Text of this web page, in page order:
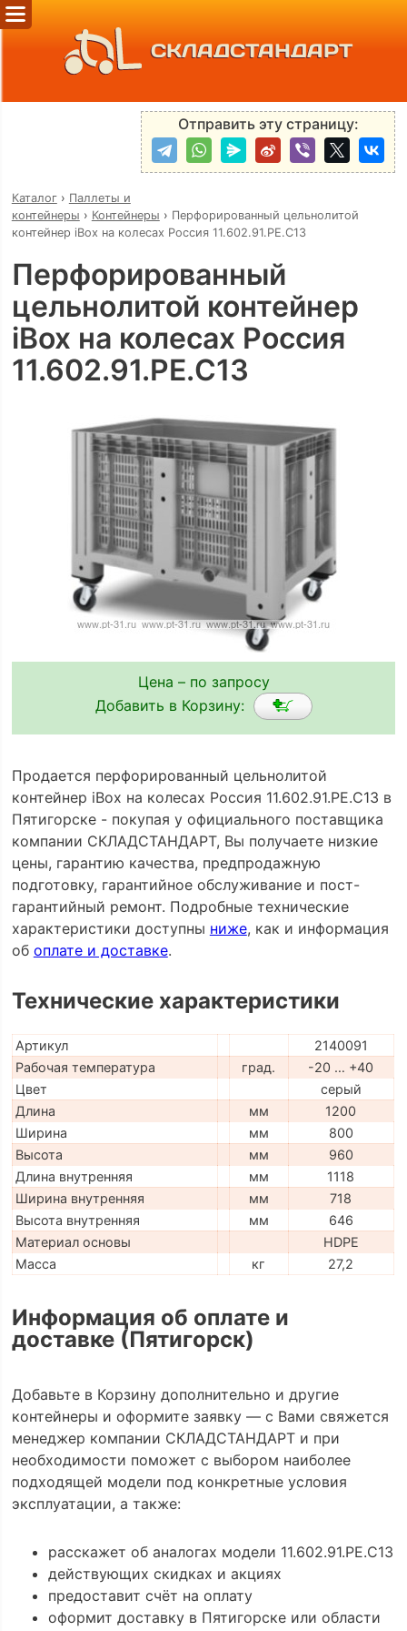
СКЛАДСТАНДАРТ
Отправить эту страницу:
Каталог› Паллеты и
контейнеры › Контейнеры › Перфорированный цельнолитой
контейнер iBox на колесах Россия 11.602.91.РЕ.C13
Перфорированный
цельнолитой контейнер
iBox на колесах Россия
11.602.91.РЕ.C13
Цена – по запросу
Добавить в Корзину:
Продается перфорированный цельнолитой
контейнер iBox на колесах Россия 11.602.91.РЕ.C13 в
Пятигорске - покупая у официального поставщика
компании СКЛАДСТАНДАРТ, Вы получаете низкие
цены, гарантию качества, предпродажную
подготовку, гарантийное обслуживание и пост-
гарантийный ремонт. Подробные технические
характеристики доступны ниже, как и информация
об оплате и доставке.
Технические характеристики
Артикул
2140091
Рабочая температура
град.
-20 … +40
Цвет
серый
Длина
мм
1200
Ширина
мм
800
Высота
мм
960
Длина внутренняя
мм
1118
Ширина внутренняя
мм
718
Высота внутренняя
мм
646
Материал основы
HDPE
Масса
кг 27,2
Информация об оплате и
доставке (Пятигорск)
Добавьте в Корзину дополнительно и другие
контейнеры и оформите заявку — с Вами свяжется
менеджер компании СКЛАДСТАНДАРТ и при
необходимости поможет с выбором наиболее
подходящей модели под конкретные условия
эксплуатации, а также:
расскажет об аналогах модели 11.602.91.РЕ.C13
действующих скидках и акциях
предоставит счёт на оплату
оформит доставку в Пятигорске или области